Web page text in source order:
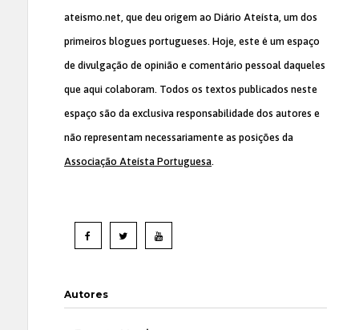
ateismo.net, que deu origem ao Diário Ateísta, um dos
primeiros blogues portugueses. Hoje, este é um espaço
de divulgação de opinião e comentário pessoal daqueles
que aqui colaboram. Todos os textos publicados neste
espaço são da exclusiva responsabilidade dos autores e
não representam necessariamente as posições da
Associação Ateísta Portuguesa.
Autores